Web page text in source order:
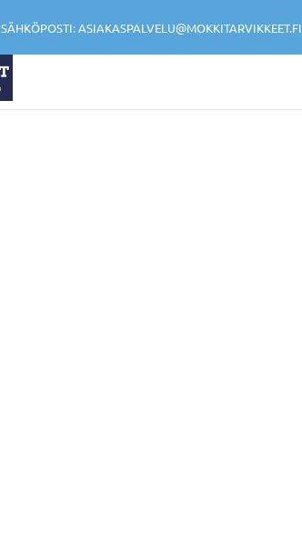
SÄHKÖPOSTI: ASIAKASPALVELU@MOKKITARVIKKEET.FI